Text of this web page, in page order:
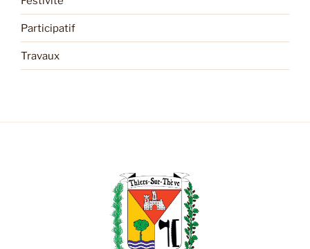
Participatif
Travaux